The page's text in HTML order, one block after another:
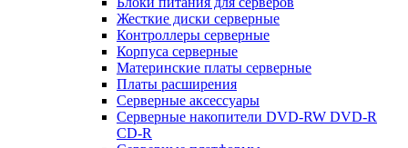
Жесткие диски серверные
Контроллеры серверные
Корпуса серверные
Материнские платы серверные
Платы расширения
Серверные аксессуары
Серверные накопители DVD-RW DVD-R
CD-R